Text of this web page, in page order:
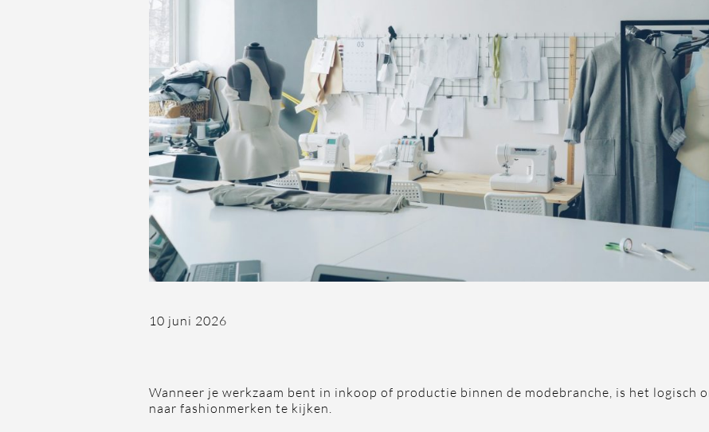
10 juni 2026
Wanneer je werkzaam bent in inkoop of productie binnen de modebranche, is het logisch
naar fashionmerken te kijken.